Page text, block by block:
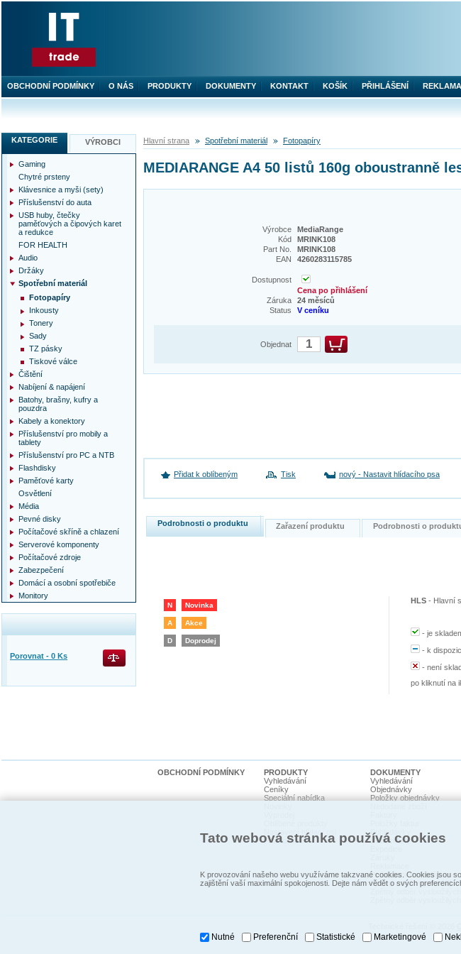
Hlavní strana Spotřební materiál Fotopapíry
MEDIARANGE A4 50 listů 160g oboustranně
Výrobce
MediaRange
Kód
MRINK108
Part No.
MRINK108
EAN
4260283115785
Dostupnost
Cena po přihlášení
Záruka
24 měsíců
Status
V ceníku
Objednat
Přidat k oblíbeným Tisk nový - Nastavit hlídacího psa
Podrobnosti o produktu Zařazení produktu Podrobnosti o
N Novinka
A Akce
D Doprodej
HLS - Hlavní
-je
-k
-není
po kliknutí na
KATEGORIE VÝROBCI
Gaming
Chytré prsteny
Klávesnice a myši (sety)
Příslušenství do auta
USB huby, čtečky
paměťových a čipových karet
a redukce
FOR HEALTH
Audio
Držáky
Spotřební materiál
Fotopapíry
Inkousty
Tonery
Sady
TZ pásky
Tiskové válce
Čištění
Nabíjení & napájení
Batohy, brašny, kufry a
pouzdra
Kabely a konektory
Příslušenství pro mobily a
tablety
Příslušenství pro PC a NTB
Flashdisky
Paměťové karty
Osvětlení
Média
Pevné disky
Počítačové skříně a chlazení
Serverové komponenty
Počítačové zdroje
Zabezpečení
Domácí a osobní spotřebiče
Monitory
Porovnat - 0 Ks
OBCHODNÍ PODMÍNKY O NÁS PRODUKTY DOKUMENTY KONTAKT KOŠÍK PŘIHLÁŠENÍ
OBCHODNÍ PODMÍNKY
PRODUKTY
Vyhledávání
Ceníky
Speciální nabídka
Nastavení hlídací psi
Promoakce
DOKUMENTY
Vyhledávání
Objednávky
Položky objednávky
Pohledávky
Dodací listy
Prohlášení o shodě
Zpětný odběr
Zpětný odběr
Tato webová stránka používá cookies
K provozování našeho webu využíváme takzvané cookies. Cookies jsou
zajištění vaší maximální spokojenosti. Dejte nám vědět o svých
Nutné Preferenční Statistické Marketingové